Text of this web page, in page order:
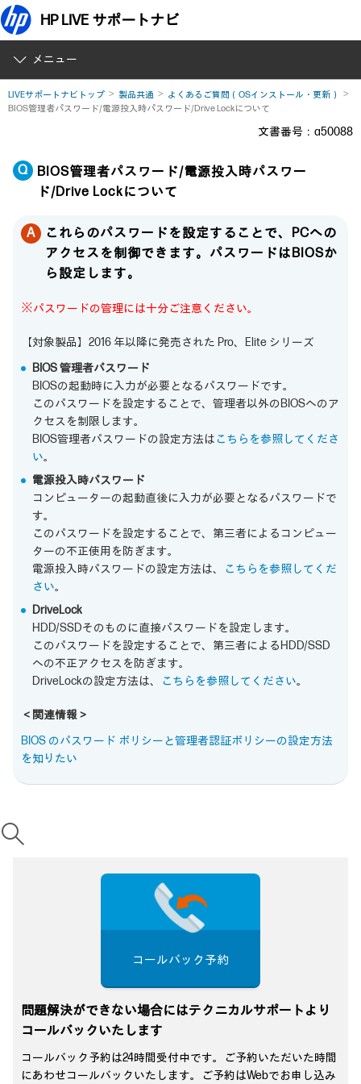
HP LIVE サポートナビ
メニュー
LIVEサポートナビトップ 製品共通
よくあるご質問（OSインストール・更新）
BIOS管理者パスワード/電源投入時パスワード/Drive Lockについて
文書番号：a50088
BIOS管理者パスワード/電源投入時パスワー
ド/Drive Lockについて
これらのパスワードを設定することで、PCへの
アクセスを制御できます。パスワードはBIOSか
ら設定します。
※パスワードの管理には十分ご注意ください。
【対象製品】2016 年以降に発売された Pro、Elite シリーズ
BIOS 管理者パスワード
BIOSの起動時に入力が必要となるパスワードです。
このパスワードを設定することで、管理者以外のBIOSへのア
クセスを制限します。
BIOS管理者パスワードの設定方法はこちらを参照してくださ
い。
電源投入時パスワード
コンピューターの起動直後に入力が必要となるパスワードで
す。
このパスワードを設定することで、第三者によるコンピュー
ターの不正使用を防ぎます。
電源投入時パスワードの設定方法は、
こちらを参照してくだ
さい。
DriveLock
HDD/SSDそのものに直接パスワードを設定します。
このパスワードを設定することで、第三者によるHDD/SSD
への不正アクセスを防ぎます。
DriveLockの設定方法は、
こちらを参照してください。
＜関連情報＞
BIOS のパスワード ポリシーと管理者認証ポリシーの設定方法
を知りたい
コールバック予約
問題解決ができない場合にはテクニカルサポートより
コールバックいたします
コールバック予約は24時間受付中です。ご予約いただいた時間
にあわせコールバックいたします。ご予約はWebでお申し込み